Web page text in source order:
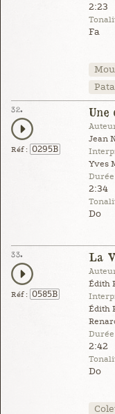
2:23
Fa
32.
Réf : 0295B
Une
Jean
Yves
Durée
2:34
Do
33.
Réf : 0585B
La
Édith
Édith
Durée
2:42
Do